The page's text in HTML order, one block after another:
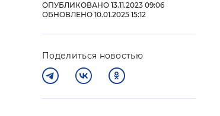
ОПУБЛИКОВАНО 13.11.2023 09:06
ОБНОВЛЕНО 10.01.2025 15:12
Поделиться новостью